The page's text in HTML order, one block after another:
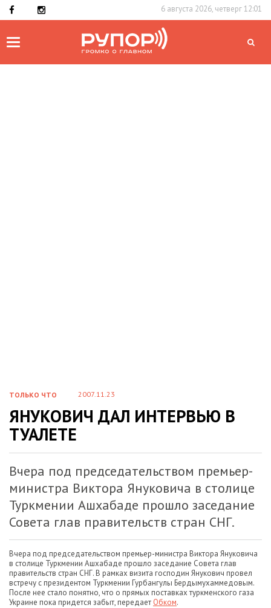
6 августа 2026, четверг 12:01
Toggle
ТОЛЬКО ЧТО 2007.11.23
ЯНУКОВИЧ ДАЛ ИНТЕРВЬЮ В
ТУАЛЕТЕ
Вчера под председательством премьер-
министра Виктора Януковича в столице
Туркмении Ашхабаде прошло заседание
Совета глав правительств стран СНГ.
Вчера под председательством премьер-министра Виктора Януковича
в столице Туркмении Ашхабаде прошло заседание Совета глав
правительств стран СНГ. В рамках визита господин Янукович провел
встречу с президентом Туркмении Гурбангулы Бердымухаммедовым.
После нее стало понятно, что о прямых поставках туркменского газа
Украине пока придется забыт, передает Обком.